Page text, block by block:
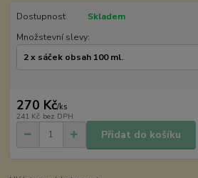
Dostupnost
Skladem
Množstevní slevy:
270 Kč/ks
241 Kč bez DPH
Přidat do košíku